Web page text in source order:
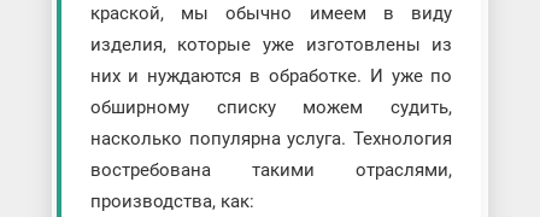
краской, мы обычно имеем в виду
изделия, которые уже изготовлены из
них и нуждаются в обработке. И уже по
обширному списку можем судить,
насколько популярна услуга. Технология
востребована такими отраслями,
производства, как: